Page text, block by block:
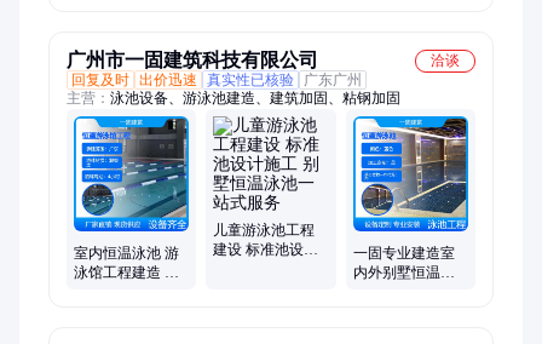
广州市一固建筑科技有限公司
洽谈
回复及时 出价迅速 真实性已核验
广东广州
主营： 泳池设备、游泳池建造、建筑加固、粘钢加固
室内恒温泳池 游
泳馆工程建造 标
儿童游泳池工程
建设 标准池设计
一固专业建造室
内外别墅恒温游